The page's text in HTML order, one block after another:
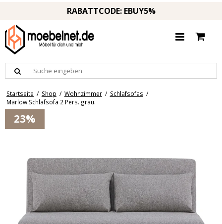
RABATTCODE: EBUY5%
Startseite / Shop / Wohnzimmer / Schlafsofas /
Marlow Schlafsofa 2 Pers. grau.
23%